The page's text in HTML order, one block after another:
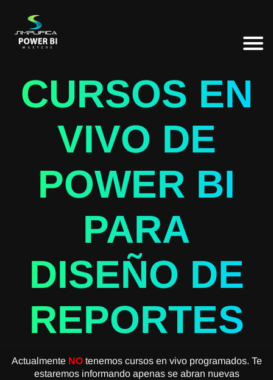
CURSOS EN
VIVO DE
POWER BI
PARA
DISEÑO DE
REPORTES
Actualmente NOtenemos cursos en vivo programados. Te
estaremos informando apenas se abran nuevas